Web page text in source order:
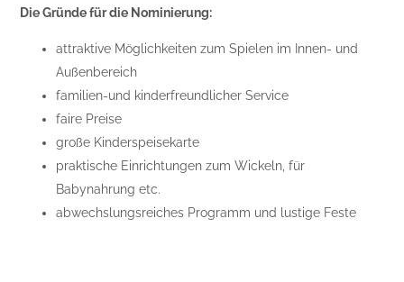
Die Gründe für die Nominierung:
attraktive Möglichkeiten zum Spielen im Innen- und
Außenbereich
familien-und kinderfreundlicher Service
faire Preise
große Kinderspeisekarte
praktische Einrichtungen zum Wickeln, für
Babynahrung etc.
abwechslungsreiches Programm und lustige Feste